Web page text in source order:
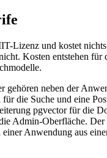
Lizenz und kostet
Kosten entstehen für
gehören neben der
die Suche und eine
pgvector für die
Admin-Oberfläche. Der
Anwendung aus